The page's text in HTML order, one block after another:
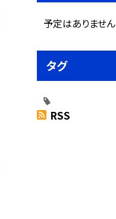
予定はありません
タグ
RSS